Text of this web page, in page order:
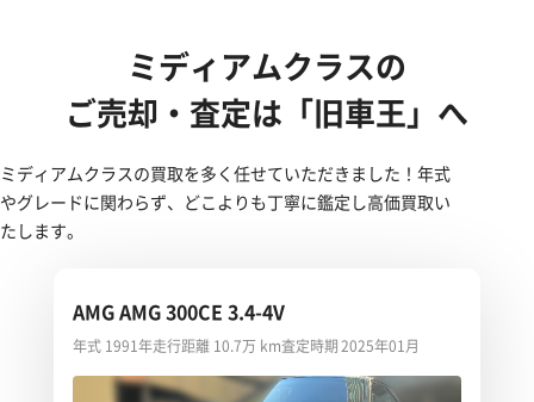
ミディアムクラスの
ご売却・査定は「旧車王」へ
ミディアムクラスの買取を多く任せていただきました！年式
やグレードに関わらず、どこよりも丁寧に鑑定し高価買取い
たします。
AMG AMG 300CE 3.4-4V
年式 1991年走行距離 10.7万 km査定時期 2025年01月